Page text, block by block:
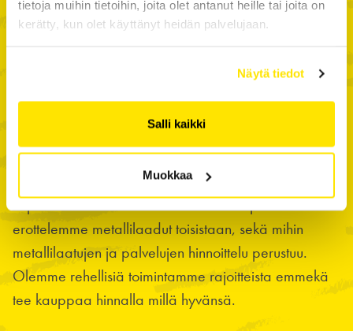
tietoja muihin tietoihin, joita olet antanut heille tai joita on
kerätty, kun olet käyttänyt heidän palvelujaan.
Näytä tiedot
Salli kaikki
Muokkaa
sovimme kirjallisesti.
Läpinäkyvyys ja Rehellisyys
merkitsee että perustamme faktoihin, emme
luuloihin
Annamme asiakkaillemme tietoa, emmekä käytä sitä
keplottelun välineenä. Kerromme millä perusteella
erottelemme metallilaadut toisistaan, sekä mihin
metallilaatujen ja palvelujen hinnoittelu perustuu.
Olemme rehellisiä toimintamme rajoitteista emmekä
tee kauppaa hinnalla millä hyvänsä.